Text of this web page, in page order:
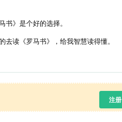
书》是个好的选择。
去读《罗马书》，给我智慧读得懂。
注册